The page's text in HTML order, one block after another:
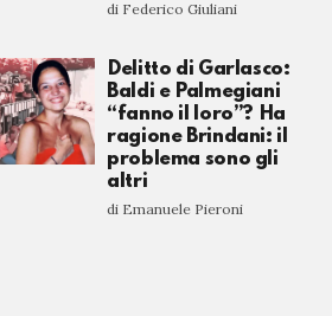
di Federico Giuliani
Delitto di Garlasco:
Baldi e Palmegiani
“fanno il loro”? Ha
ragione Brindani: il
problema sono gli
altri
di Emanuele Pieroni